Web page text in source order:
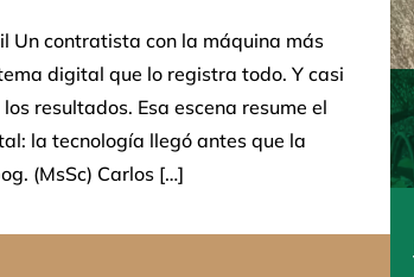
Un contratista con la máquina más
digital que lo registra todo. Y casi
resultados. Esa escena resume el
la tecnología llegó antes que la
(MsSc) Carlos […]